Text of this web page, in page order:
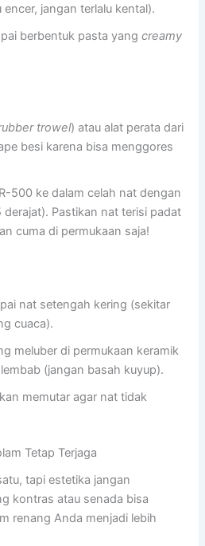
jangan terlalu kental).
berbentuk pasta yangcreamy
trowel) atau alat perata dari
besi karena bisa menggores
500 ke dalam celah nat dengan
Pastikan nat terisi padat
cuma di permukaan saja!
nat setengah kering (sekitar
cuaca).
meluber di permukaan keramik
(jangan basah kuyup).
memutar agar nat tidak
Tetap Terjaga
tapi estetika jangan
kontras atau senada bisa
renang Anda menjadi lebih